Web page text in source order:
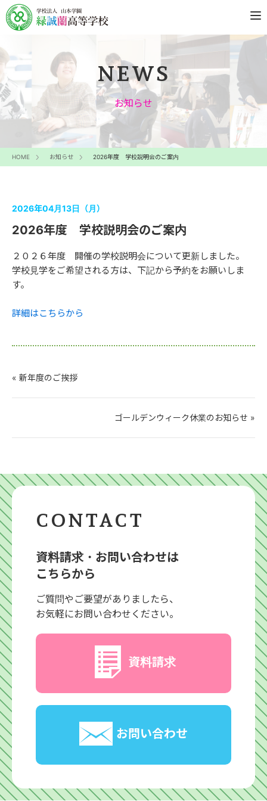
NEWS
お知らせ
HOME お知らせ 2026年度 学校説明会のご案内
2026年04月13日（月）
2026年度 学校説明会のご案内
２０２６年度 開催の学校説明会について更新しました。
学校見学をご希望される方は、下記から予約をお願いしま
す。
詳細はこちらから
« 新年度のご挨拶
ゴールデンウィーク休業のお知らせ »
CONTACT
資料請求・お問い合わせは
こちらから
ご質問やご要望がありましたら、
お気軽にお問い合わせください。
資料請求
お問い合わせ